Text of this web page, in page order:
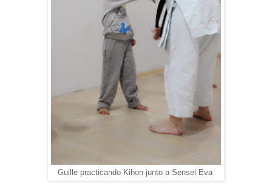
Guille practicando Kihon junto a Sensei Eva